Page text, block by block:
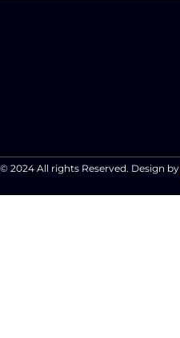
© 2024 All rights Reserved. Design by